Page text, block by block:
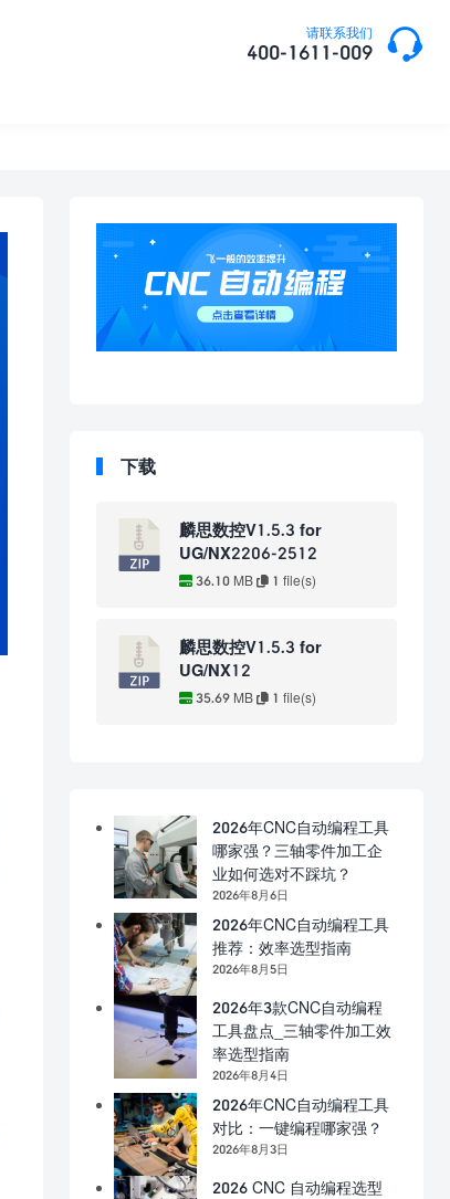
请联系我们
400-1611-009 
下载
麟思数控V1.5.3 for
UG/NX2206-2512
36.10 MB 1 file(s)
麟思数控V1.5.3 for
UG/NX12
35.69 MB 1 file(s)
2026年CNC自动编程工具
哪家强？三轴零件加工企
业如何选对不踩坑？
2026年8月6日
2026年CNC自动编程工具
推荐：效率选型指南
2026年8月5日
2026年3款CNC自动编程
工具盘点_三轴零件加工效
率选型指南
2026年8月4日
2026年CNC自动编程工具
对比：一键编程哪家强？
2026年8月3日
2026 CNC 自动编程选型